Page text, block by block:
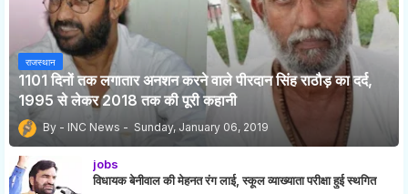
राजस्थान
1101 दिनों तक लगातार अनशन करने वाले पीरदान सिंह राठौड़ का दर्द,
1995 से लेकर 2018 तक की पूरी कहानी
INC News Sunday, January 06, 2019
jobs
विधायक बेनीवाल की मेहनत रंग लाई, स्कूल व्याख्याता परीक्षा हुई स्थगित